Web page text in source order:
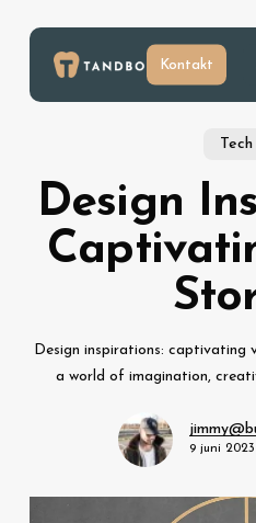
content
Kontakt
Tech
Design
Design inspirations: captivating
a world of imagination,
9 juni 2023